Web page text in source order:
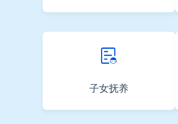
子女抚养